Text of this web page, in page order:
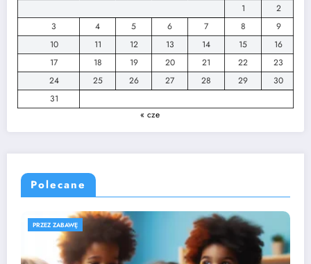
1
2
3
4 5 6 7 8
9
10
11 12 13 14 15
16
17
18 19 20 21 22
23
24
25 26 27 28 29
30
31
« cze
Polecane
ROZWÓJ DZIECKA